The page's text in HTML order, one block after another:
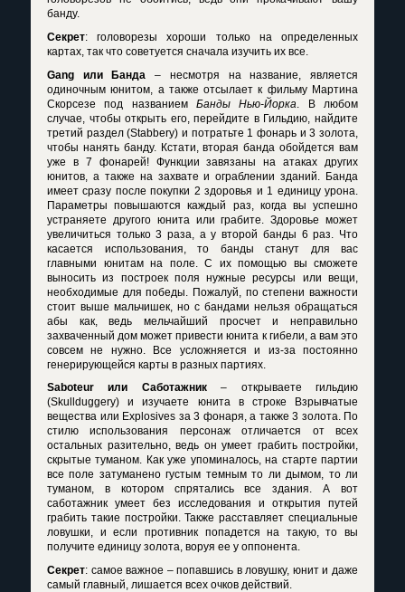
банду.
Секрет: головорезы хороши только на определенных
картах, так что советуется сначала изучить их все.
Gang
или Банда
– несмотря на название, является
одиночным юнитом, а также отсылает к фильму Мартина
Скорсезе под названием Банды Нью-Йорка . В любом
случае, чтобы открыть его, перейдите в Гильдию, найдите
третий раздел (Stabbery) и потратьте 1 фонарь и 3 золота,
чтобы нанять банду. Кстати, вторая банда обойдется вам
уже в 7 фонарей! Функции завязаны на атаках других
юнитов, а также на захвате и ограблении зданий. Банда
имеет сразу после покупки 2 здоровья и 1 единицу урона.
Параметры повышаются каждый раз, когда вы успешно
устраняете другого юнита или грабите. Здоровье может
увеличиться только 3 раза, а у второй банды 6 раз. Что
касается использования, то банды станут для вас
главными юнитам на поле. С их помощью вы сможете
выносить из построек поля нужные ресурсы или вещи,
необходимые для победы. Пожалуй, по степени важности
стоит выше мальчишек, но с бандами нельзя обращаться
абы как, ведь мельчайший просчет и неправильно
захваченный дом может привести юнита к гибели, а вам это
совсем не нужно. Все усложняется и из-за постоянно
генерирующейся карты в разных партиях.
Saboteur или Саботажник– открываете гильдию
(Skullduggery) и изучаете юнита в строке Взрывчатые
вещества или Explosives за 3 фонаря, а также 3 золота. По
стилю использования персонаж отличается от всех
остальных разительно, ведь он умеет грабить постройки,
скрытые туманом. Как уже упоминалось, на старте партии
все поле затуманено густым темным то ли дымом, то ли
туманом, в котором спрятались все здания. А вот
саботажник умеет без исследования и открытия путей
грабить такие постройки. Также расставляет специальные
ловушки, и если противник попадется на такую, то вы
получите единицу золота, воруя ее у оппонента.
Секрет: самое важное – попавшись в ловушку, юнит и даже
самый главный, лишается всех очков действий.